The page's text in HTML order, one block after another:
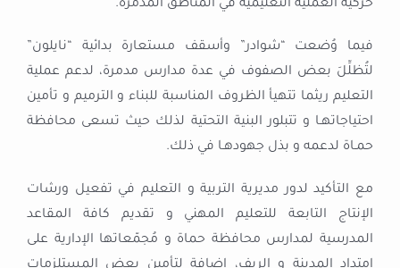
حركية العملية التعليمية في المناطق المدمّرة.
فيما وُضعت “شوادر” وأسقف مستعارة بدائية “نايلون”
لتُظلِّلَ بعض الصفوف في عدة مدارس مدمرة، لدعم عملية
التعليم ريثما تتهيأ الظروف المناسبة للبناء و الترميم و تأمين
احتياجاتهـا و تتبلور البنية التحتية لذلك حيث تسعى محافظة
حمـاة لدعمه و بذل جهودهـا في ذلك.
مع التأكيد لدور مديرية التربية و التعليم في تفعيل ورشات
الإنتاج التابعة للتعليم المهني و تقديم كافة المقاعد
المدرسية لمدارس محافظة حماة و مُجمّعاتها الإدارية على